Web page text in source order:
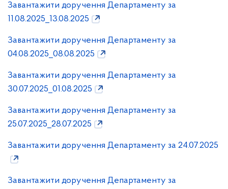
Завантажити доручення Департаменту за
11.08.2025_13.08.2025
Завантажити доручення Департаменту за
04.08.2025_08.08.2025
Завантажити доручення Департаменту за
30.07.2025_01.08.2025
Завантажити доручення Департаменту за
25.07.2025_28.07.2025
Завантажити доручення Департаменту за 24.07.2025
Завантажити доручення Департаменту за